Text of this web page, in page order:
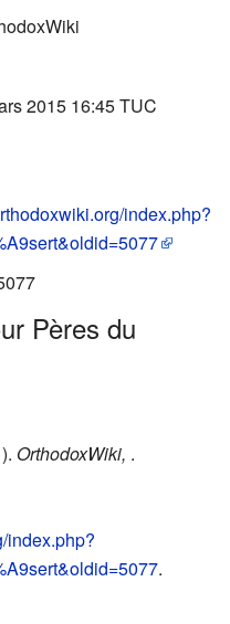
2015 16:45 TUC
index.php?
Pères du
OrthodoxWiki, .
index.php?
.